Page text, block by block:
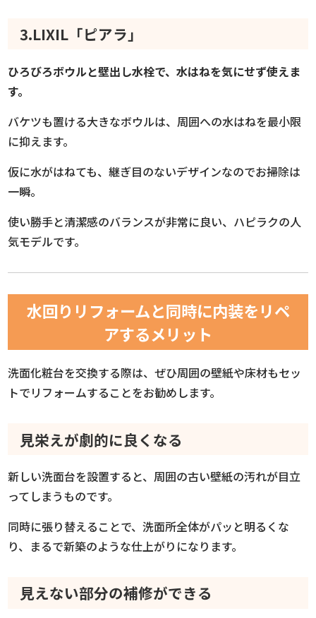
3.LIXIL「ピアラ」
ひろびろボウルと壁出し水栓で、水はねを気にせず使えま
す。
バケツも置ける大きなボウルは、周囲への水はねを最小限
に抑えます。
仮に水がはねても、継ぎ目のないデザインなのでお掃除は
一瞬。
使い勝手と清潔感のバランスが非常に良い、ハピラクの人
気モデルです。
水回りリフォームと同時に内装をリペ
アするメリット
洗面化粧台を交換する際は、ぜひ周囲の壁紙や床材もセッ
トでリフォームすることをお勧めします。
見栄えが劇的に良くなる
新しい洗面台を設置すると、周囲の古い壁紙の汚れが目立
ってしまうものです。
同時に張り替えることで、洗面所全体がパッと明るくな
り、まるで新築のような仕上がりになります。
見えない部分の補修ができる